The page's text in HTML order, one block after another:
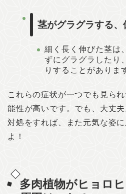
茎がグラグラする、
細く長く伸びた茎は
ずにグラグラしたり
りすることがありま
これらの症状が一つでも見ら
能性が高いです。でも、大丈
対処をすれば、また元気な姿
よ！
多肉植物がヒョロ